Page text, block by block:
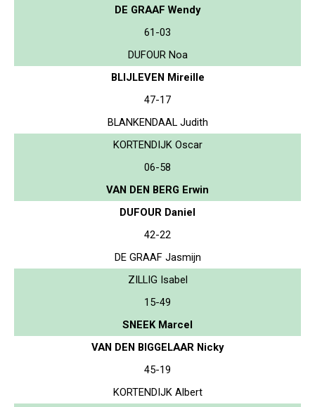
DE GRAAF Wendy
61-03
DUFOUR Noa
BLIJLEVEN Mireille
47-17
BLANKENDAAL Judith
KORTENDIJK Oscar
06-58
VAN DEN BERG Erwin
DUFOUR Daniel
42-22
DE GRAAF Jasmijn
ZILLIG Isabel
15-49
SNEEK Marcel
VAN DEN BIGGELAAR Nicky
45-19
KORTENDIJK Albert